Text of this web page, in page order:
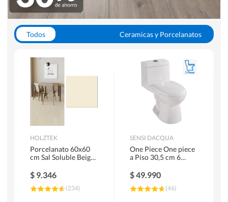
Todos
Ceramicas y Porcelanatos
WC y Sanitarios
Pisos Flotantes y Laminados
Pinturas
HOLZTEK
Porcelanato 60x60
cm Sal Soluble Beige
$ 9.346
(234)
SENSI DACQUA
One Piece One piece
a Piso 30,5 cm 6
$49.990
(46)